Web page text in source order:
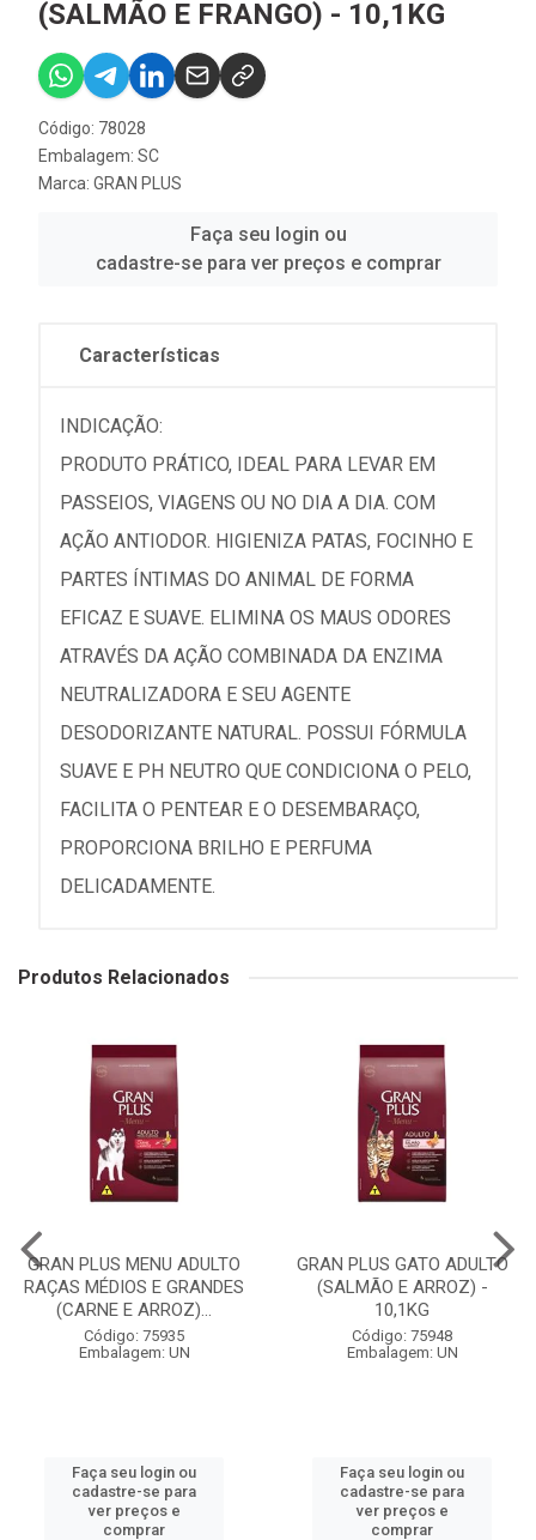
(SALMÃO E FRANGO) - 10,1KG
Código: 78028
Embalagem: SC
Marca: GRAN PLUS
Faça seu login ou
cadastre-se para ver preços e comprar
Características
INDICAÇÃO:
PRODUTO PRÁTICO, IDEAL PARA LEVAR EM
PASSEIOS, VIAGENS OU NO DIA A DIA. COM
AÇÃO ANTIODOR. HIGIENIZA PATAS, FOCINHO E
PARTES ÍNTIMAS DO ANIMAL DE FORMA
EFICAZ E SUAVE. ELIMINA OS MAUS ODORES
ATRAVÉS DA AÇÃO COMBINADA DA ENZIMA
NEUTRALIZADORA E SEU AGENTE
DESODORIZANTE NATURAL. POSSUI FÓRMULA
SUAVE E PH NEUTRO QUE CONDICIONA O PELO,
FACILITA O PENTEAR E O DESEMBARAÇO,
PROPORCIONA BRILHO E PERFUMA
DELICADAMENTE.
Produtos Relacionados
GRAN PLUS MENU ADULTO
RAÇAS MÉDIOS E GRANDES
(CARNE E ARROZ)...
Código: 75935
Embalagem: UN
Faça seu login ou
cadastre-se para
ver preços e
comprar
GRAN PLUS GATO ADULTO
(SALMÃO E ARROZ) -
10,1KG
Código: 75948
Embalagem: UN
Faça seu login ou
cadastre-se para
ver preços e
comprar